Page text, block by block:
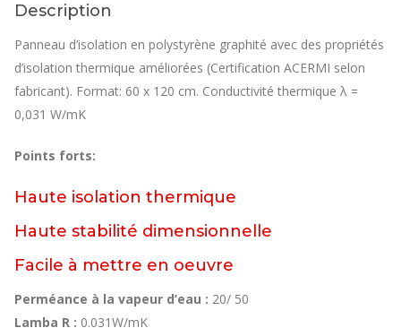
Description
Panneau d’isolation en polystyrène graphité avec des propriétés
d’isolation thermique améliorées (Certification ACERMI selon
fabricant). Format: 60 x 120 cm. Conductivité thermique λ =
0,031 W/mK
Points forts:
Haute isolation thermique
Haute stabilité dimensionnelle
Facile à mettre en oeuvre
Perméance à la vapeur d’eau : 20/ 50
Lamba R : 0.031W/mK